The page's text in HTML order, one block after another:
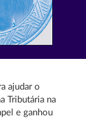
ajudar o
Tributária na
e ganhou